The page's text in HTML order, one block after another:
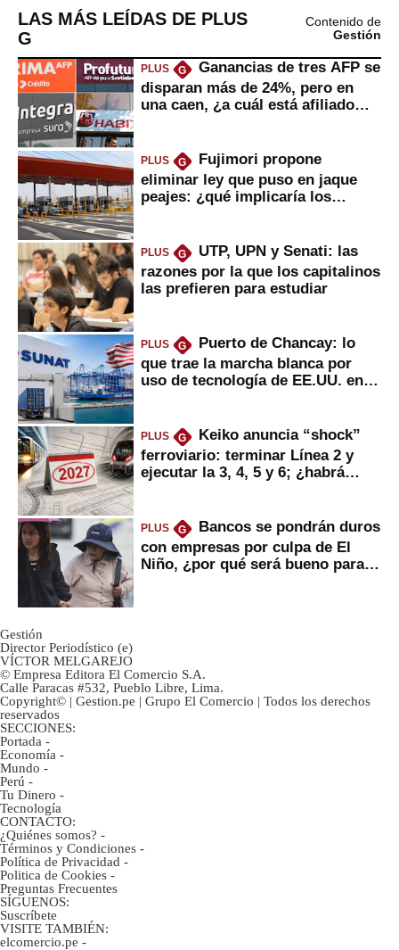
LAS MÁS LEÍDAS DE PLUS
G
Contenido de
Gestión
PLUS G
Ganancias de tres AFP se
disparan más de 24%, pero en
una caen, ¿a cuál está afiliado
PLUS G
Fujimori propone
eliminar ley que puso en jaque
peajes: ¿qué implicaría los
PLUS G
UTP, UPN y Senati: las
razones por la que los capitalinos
las prefieren para estudiar
PLUS G
Puerto de Chancay: lo
que trae la marcha blanca por
uso de tecnología de EE.UU. en
PLUS G
Keiko anuncia “shock”
ferroviario: terminar Línea 2 y
ejecutar la 3, 4, 5 y 6; ¿habrá
PLUS G
Bancos se pondrán duros
con empresas por culpa de El
Niño, ¿por qué será bueno para
Gestión
Director Periodístico (e)
VÍCTOR MELGAREJO
© Empresa Editora El Comercio S.A.
Calle Paracas #532, Pueblo Libre, Lima.
Copyright© | Gestion.pe | Grupo El Comercio | Todos los derechos
reservados
SECCIONES:
Portada -
Economía -
Mundo -
Perú -
Tu Dinero -
Tecnología
CONTACTO:
¿Quiénes somos? -
Términos y Condiciones -
Política de Privacidad -
Politica de Cookies -
Preguntas Frecuentes
SÍGUENOS:
Suscríbete
VISITE TAMBIÉN:
elcomercio.pe -